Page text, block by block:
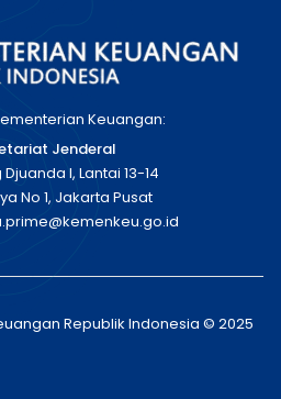
Keuangan:
Jenderal
I, Lantai 13-14
No 1, Jakarta Pusat
Republik Indonesia © 2025